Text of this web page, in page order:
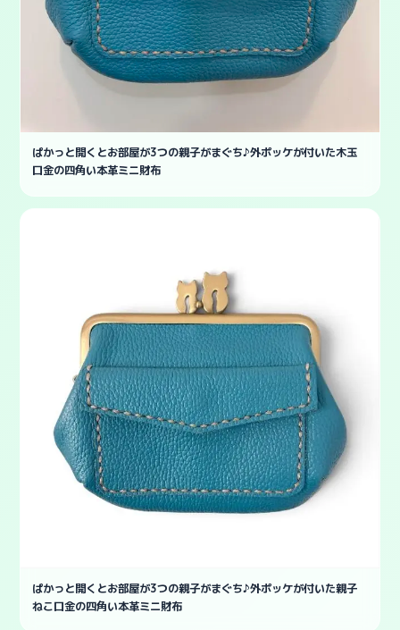
ぱかっと開くとお部屋が3つの親子がまぐち♪外ポッケが付いた木玉
口金の四角い本革ミニ財布
ぱかっと開くとお部屋が3つの親子がまぐち♪外ポッケが付いた親子
ねこ口金の四角い本革ミニ財布